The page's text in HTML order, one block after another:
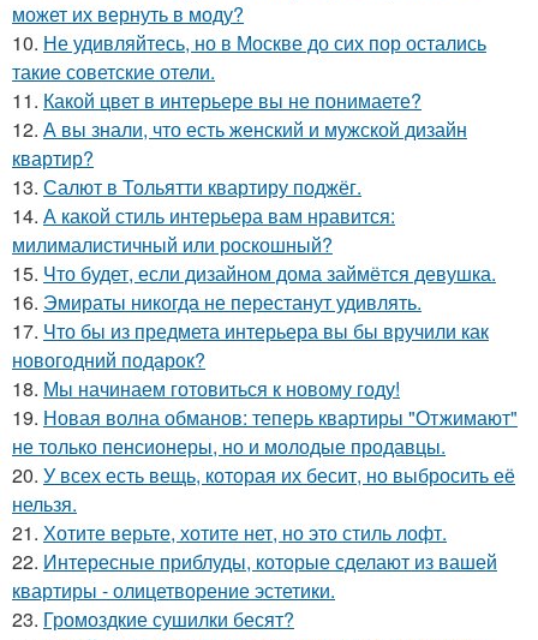
может их вернуть в моду?
10. Не удивляйтесь, но в Москве до сих пор остались
такие советские отели.
11. Какой цвет в интерьере вы не понимаете?
12. А вы знали, что есть женский и мужской дизайн
квартир?
13. Салют в Тольятти квартиру поджёг.
14. А какой стиль интерьера вам нравится:
милималистичный или роскошный?
15. Что будет, если дизайном дома займётся девушка.
16. Эмираты никогда не перестанут удивлять.
17. Что бы из предмета интерьера вы бы вручили как
новогодний подарок?
18. Мы начинаем готовиться к новому году!
19. Новая волна обманов: теперь квартиры "Отжимают"
не только пенсионеры, но и молодые продавцы.
20. У всех есть вещь, которая их бесит, но выбросить её
нельзя.
21. Хотите верьте, хотите нет, но это стиль лофт.
22. Интересные приблуды, которые сделают из вашей
квартиры - олицетворение эстетики.
23. Громоздкие сушилки бесят?